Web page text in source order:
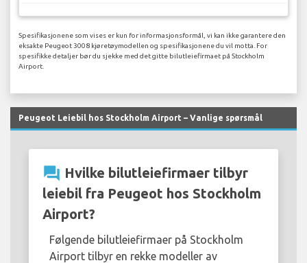
Spesifikasjonene som vises er kun for informasjonsformål, vi kan ikke garantere den
eksakte Peugeot 3008 kjøretøymodellen og spesifikasjonene du vil motta. For
spesifikke detaljer bør du sjekke med det gitte bilutleiefirmaet på Stockholm
Airport.
Peugeot Leiebil hos Stockholm Airport – Vanlige spørsmål
question_answer Hvilke bilutleiefirmaer tilbyr
leiebil fra Peugeot hos Stockholm
Airport?
Følgende bilutleiefirmaer på Stockholm
Airport tilbyr en rekke modeller av